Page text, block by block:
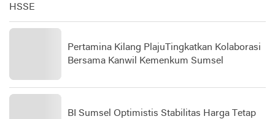
HSSE
Pertamina Kilang PlajuTingkatkan Kolaborasi
Bersama Kanwil Kemenkum Sumsel
BI Sumsel Optimistis Stabilitas Harga Tetap